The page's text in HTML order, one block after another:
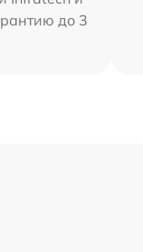
до 3